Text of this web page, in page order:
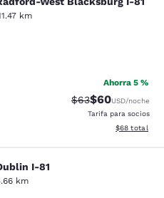
West
km
estrellas. Razonable. 392 reseñas
Ahorra 5 %
Tarifa tachada:
$63Tarifa
$60USD/noche
Tarifa para socios
Ver detalles
$68 total
I-81
I-81
km
estrellas. Muy bueno. 219 reseñas